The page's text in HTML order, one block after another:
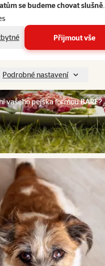
se budeme chovat slušně.
Přijmout vše
Podrobné nastavení
vašeho pejska formou BARF?